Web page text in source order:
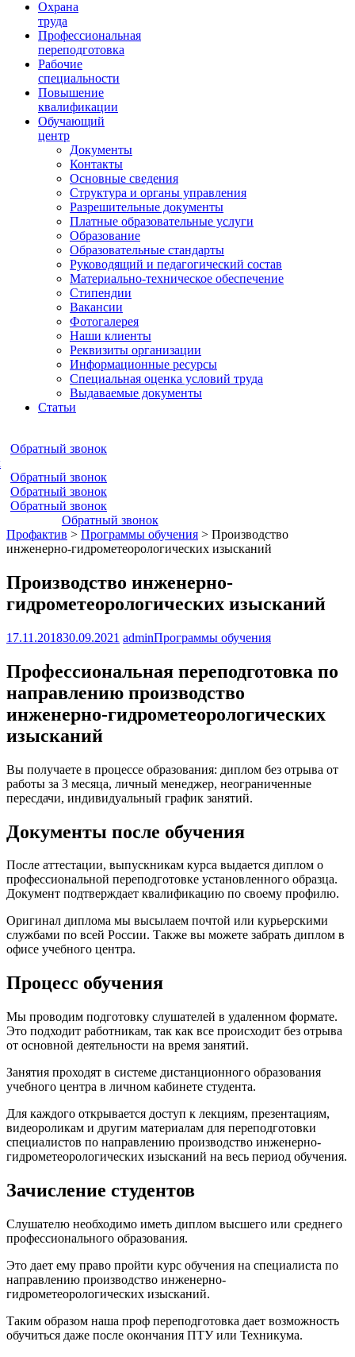
Ориентир охраны труда
Охрана
труда
Профессиональная
переподготовка
Рабочие
специальности
Повышение
квалификации
Обучающий
центр
Документы
Контакты
Основные сведения
Структура и органы управления
Разрешительные документы
Платные образовательные услуги
Образование
Образовательные стандарты
Руководящий и педагогический состав
Материально-техническое обеспечение
Стипендии
Вакансии
Фотогалерея
Наши клиенты
Реквизиты организации
Информационные ресурсы
Специальная оценка условий труда
Выдаваемые документы
Статьи
Обратный звонок
Обратный звонок
Обратный звонок
Обратный звонок
Обратный звонок
Профактив > Программы обучения > Производство
инженерно-гидрометеорологических изысканий
Производство инженерно-
гидрометеорологических изысканий
17.11.201830.09.2021 adminПрограммы обучения
Профессиональная переподготовка по
направлению производство
инженерно-гидрометеорологических
изысканий
Вы получаете в процессе образования: диплом без отрыва от
работы за 3 месяца, личный менеджер, неограниченные
пересдачи, индивидуальный график занятий.
Документы после обучения
После аттестации, выпускникам курса выдается диплом о
профессиональной переподготовке установленного образца.
Документ подтверждает квалификацию по своему профилю.
Оригинал диплома мы высылаем почтой или курьерскими
службами по всей России. Также вы можете забрать диплом в
офисе учебного центра.
Процесс обучения
Мы проводим подготовку слушателей в удаленном формате.
Это подходит работникам, так как все происходит без отрыва
от основной деятельности на время занятий.
Занятия проходят в системе дистанционного образования
учебного центра в личном кабинете студента.
Для каждого открывается доступ к лекциям, презентациям,
видеороликам и другим материалам для переподготовки
специалистов по направлению производство инженерно-
гидрометеорологических изысканий на весь период обучения.
Зачисление студентов
Слушателю необходимо иметь диплом высшего или среднего
профессионального образования.
Это дает ему право пройти курс обучения на специалиста по
направлению производство инженерно-
гидрометеорологических изысканий.
Таким образом наша проф переподготовка дает возможность
обучиться даже после окончания ПТУ или Техникума.